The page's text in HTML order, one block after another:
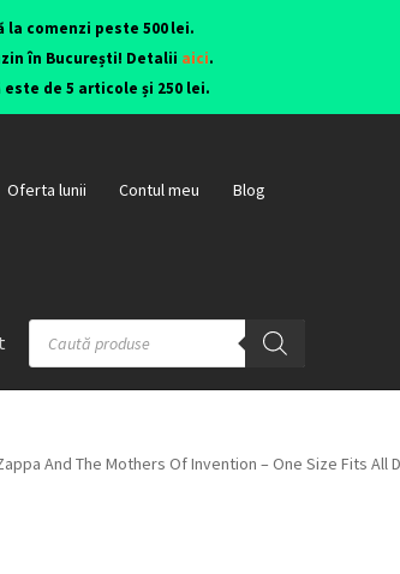
comenzi peste 500 lei.
în București! Detalii aici.
de 5 articole și 250 lei.
Oferta lunii Contul meu Blog
And The Mothers Of Invention – One Size Fits All